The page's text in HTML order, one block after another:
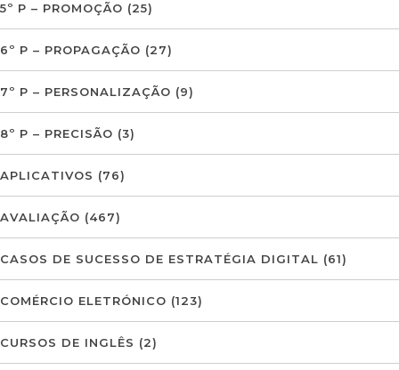
5º P – PROMOÇÃO (25)
6º P – PROPAGAÇÃO (27)
7º P – PERSONALIZAÇÃO (9)
8º P – PRECISÃO (3)
APLICATIVOS (76)
AVALIAÇÃO (467)
CASOS DE SUCESSO DE ESTRATÉGIA DIGITAL (61)
COMÉRCIO ELETRÓNICO (123)
CURSOS DE INGLÊS (2)